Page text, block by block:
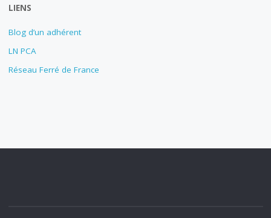
LIENS
Blog d’un adhérent
LN PCA
Réseau Ferré de France